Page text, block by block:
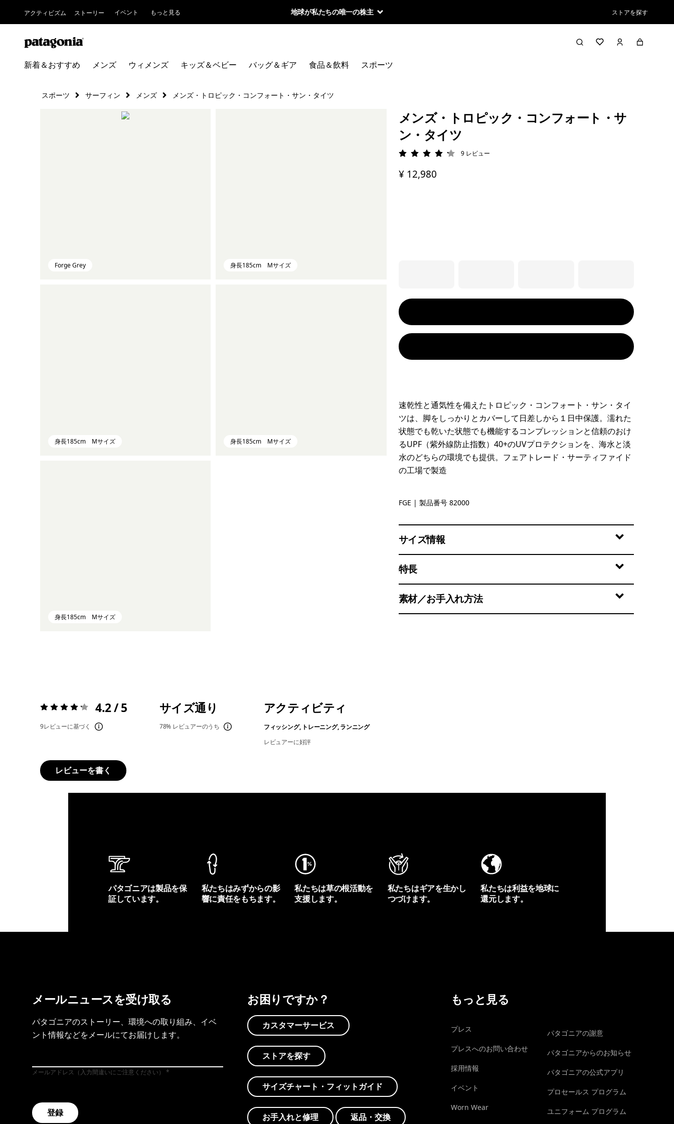
アクティビズム ストーリー イベント もっと見る 地球が私たちの唯一の株主 ストアを探す
新着＆おすすめ メンズ ウィメンズ キッズ＆ベビー バッグ＆ギア 食品＆飲料 スポーツ
スポーツ サーフィン メンズ メンズ・トロピック・コンフォート・サン・タイツ
Forge Grey 身長185cm Mサイズ
身長185cm Mサイズ 身長185cm Mサイズ
身長185cm Mサイズ
メンズ・トロピック・コンフォート・サ
ン・タイツ
評価: 4.2 / 5
9 レビュー
¥ 12,980
速乾性と通気性を備えたトロピック・コンフォート・サン・タイ
ツは、脚をしっかりとカバーして日差しから１日中保護。濡れた
状態でも乾いた状態でも機能するコンプレッションと信頼のおけ
るUPF（紫外線防止指数）40+のUVプロテクションを、海水と淡
水のどちらの環境でも提供。フェアトレード・サーティファイド
の工場で製造
Forge Grey
FGE | 製品番号 82000
サイズ情報
特長
素材／お手入れ方法
評価:4.2 / 5 4.2 / 5
9レビューに基づく
サイズ通り
78% レビュアーのうち
アクティビティ
フィッシング, トレーニング, ランニング
レビュアーに好評
レビューを書く
パタゴニアは製品を保
証しています。
私たちはみずからの影
響に責任をもちます。
私たちは草の根活動を
支援します。
私たちはギアを生かし
つづけます。
私たちは利益を地球に
還元します。
メールニュースを受け取る
パタゴニアのストーリー、環境への取り組み、イベ
ント情報などをメールにてお届けします。
メールアドレス（入力間違いにご注意ください）
登録
お困りですか？
カスタマーサービス
ストアを探す
サイズチャート・フィットガイド
お手入れと修理 返品・交換
もっと見る
プレス
プレスへのお問い合わせ
採用情報
イベント
Worn Wear
パタゴニアの謝意
パタゴニアからのお知らせ
パタゴニアの公式アプリ
プロセールス プログラム
ユニフォーム プログラム